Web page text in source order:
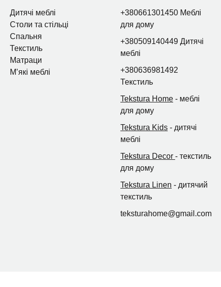
Дитячі меблі
Столи та стільці
Спальня
Текстиль
Матраци
Мʼякі меблі
+380661301450 Меблі
для дому
+380509140449 Дитячі
меблі
+380636981492
Текстиль
Tekstura Home - меблі
для дому
Tekstura Kids - дитячі
меблі
Tekstura Decor - текстиль
для дому
Tekstura Linen - дитячий
текстиль
teksturahome@gmail.com